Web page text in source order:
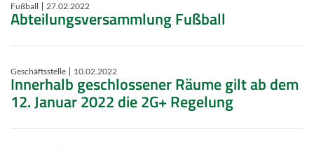
Fußball 27.02.2022
Abteilungsversammlung Fußball
Geschäftsstelle 10.02.2022
Innerhalb geschlossener Räume gilt ab dem
12. Januar 2022 die 2G+ Regelung